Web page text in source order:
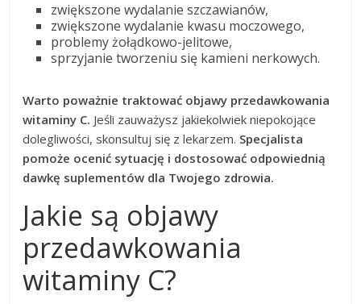
zwiększone wydalanie szczawianów,
zwiększone wydalanie kwasu moczowego,
problemy żołądkowo-jelitowe,
sprzyjanie tworzeniu się kamieni nerkowych.
Warto poważnie traktować objawy przedawkowania
witaminy C. Jeśli zauważysz jakiekolwiek niepokojące
dolegliwości, skonsultuj się z lekarzem. Specjalista
pomoże ocenić sytuację i dostosować odpowiednią
dawkę suplementów dla Twojego zdrowia.
Jakie są objawy
przedawkowania
witaminy C?